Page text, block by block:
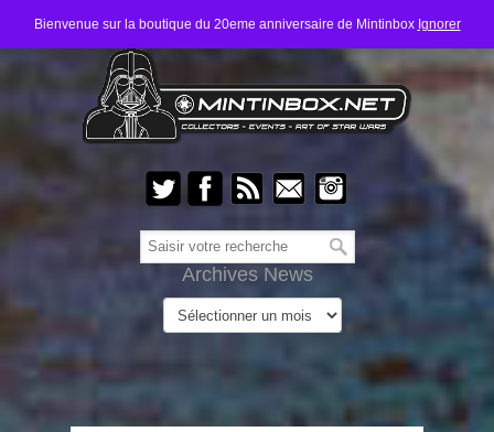
Bienvenue sur la boutique du 20eme anniversaire de Mintinbox Ignorer
Archives News